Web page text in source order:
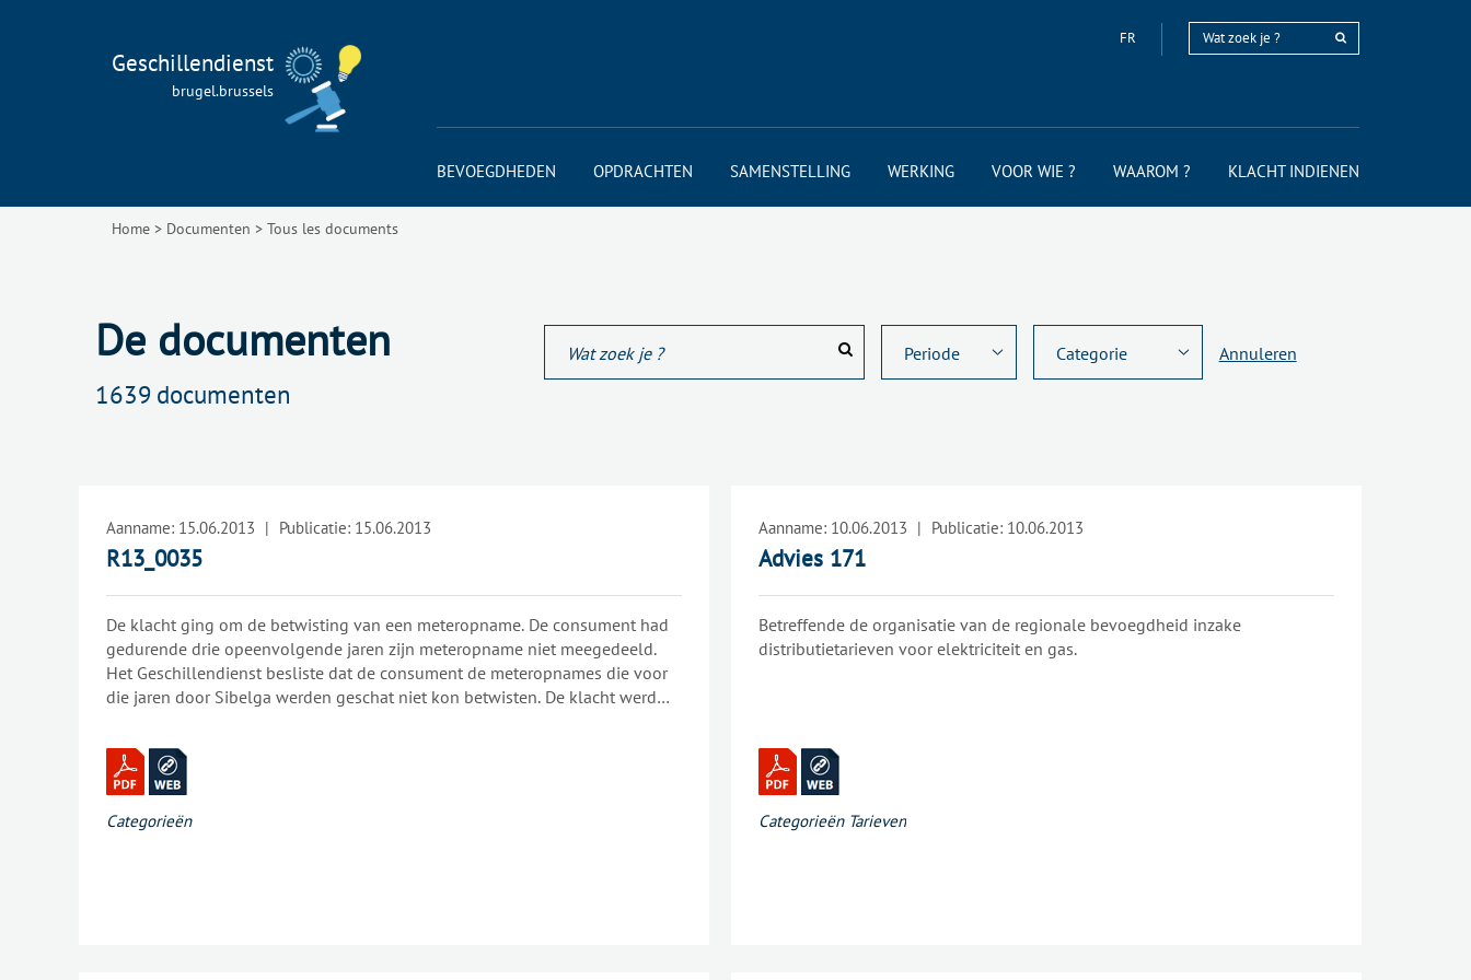
Geschillendienst
brugel.brussels
FR
BEVOEGDHEDEN OPDRACHTEN SAMENSTELLING WERKING VOOR WIE ? WAAROM ? KLACHT INDIENEN
Home > Documenten > Tous les documents
De documenten Annuleren
1639 documenten
Aanname: 15.06.2013 | Publicatie: 15.06.2013
R13_0035
De klacht ging om de betwisting van een meteropname. De consument had
gedurende drie opeenvolgende jaren zijn meteropname niet meegedeeld.
Het Geschillendienst besliste dat de consument de meteropnames die voor
die jaren door Sibelga werden geschat niet kon betwisten. De klacht werd
Categorieën
Aanname: 10.06.2013 | Publicatie: 10.06.2013
Advies 171
Betreffende de organisatie van de regionale bevoegdheid inzake
distributietarieven voor elektriciteit en gas.
Categorieën Tarieven